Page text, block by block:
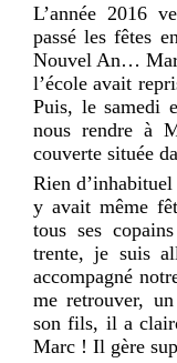
L’année 2016
passé les fêtes
Nouvel An…
l’école avait
Puis, le samedi
nous rendre à
couverte située
Rien
y avait même
tous ses
trente, je suis
accompagné
me retrouver,
son fils, il a
Marc ! Il gère